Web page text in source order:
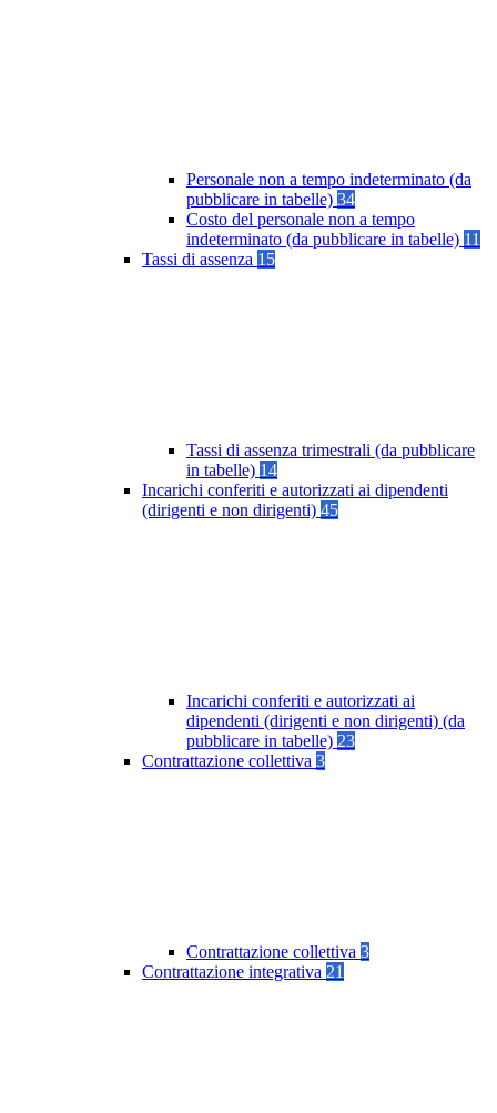
Personale non a tempo indeterminato (da
pubblicare in tabelle) 34
Costo del personale non a tempo
indeterminato (da pubblicare in tabelle) 11
Tassi di assenza 15
Tassi di assenza trimestrali (da pubblicare
in tabelle) 14
Incarichi conferiti e autorizzati ai dipendenti
(dirigenti e non dirigenti) 45
Incarichi conferiti e autorizzati ai
dipendenti (dirigenti e non dirigenti) (da
pubblicare in tabelle) 23
Contrattazione collettiva 3
Contrattazione collettiva 3
Contrattazione integrativa 21